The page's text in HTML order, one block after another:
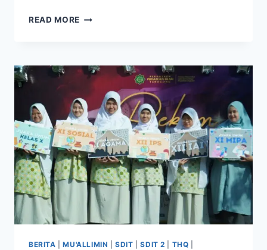
READ MORE
BERITA |MU'ALLIMIN |SDIT |SDIT 2 THQ